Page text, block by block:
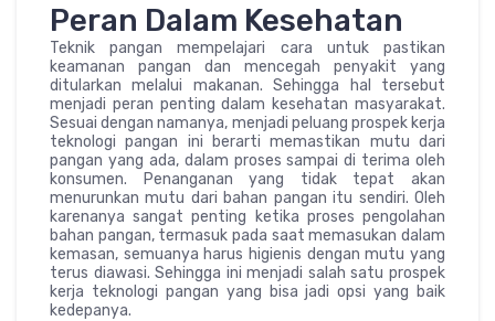
Peran Dalam Kesehatan
Teknik pangan mempelajari cara untuk pastikan
keamanan pangan dan mencegah penyakit yang
ditularkan melalui makanan. Sehingga hal tersebut
menjadi peran penting dalam kesehatan masyarakat.
Sesuai dengan namanya, menjadi peluang prospek kerja
teknologi pangan ini berarti memastikan mutu dari
pangan yang ada, dalam proses sampai di terima oleh
konsumen. Penanganan yang tidak tepat akan
menurunkan mutu dari bahan pangan itu sendiri. Oleh
karenanya sangat penting ketika proses pengolahan
bahan pangan, termasuk pada saat memasukan dalam
kemasan, semuanya harus higienis dengan mutu yang
terus diawasi. Sehingga ini menjadi salah satu prospek
kerja teknologi pangan yang bisa jadi opsi yang baik
kedepanya.